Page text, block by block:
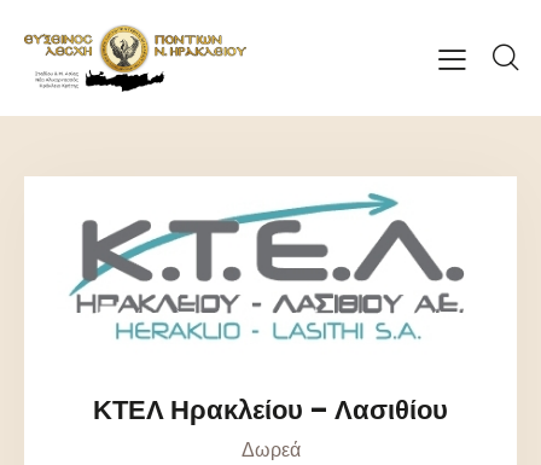
ΚΤΕΛ Ηρακλείου – Λασιθίου
Δωρεά